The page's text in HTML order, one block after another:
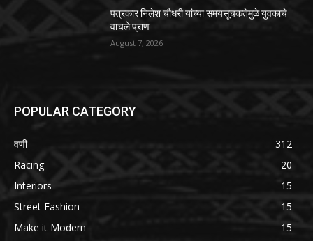
पत्रकार निलेश चौधरी यांच्या समयसूचकतेमुळे युवकाचे
वाचले प्राण
August 7, 2026
POPULAR CATEGORY
वणी
312
Racing
20
Interiors
15
Street Fashion
15
Make it Modern
15